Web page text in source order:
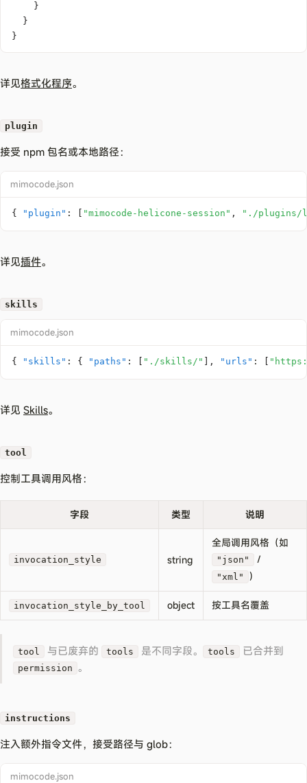
}
}
}
详见格式化程序。
plugin
接受 npm 包名或本地路径：
mimocode.json
{ "plugin" : "mimocode-helicone-session" , "./plugins/
详见插件。
skills
mimocode.json
{ "skills" : { "paths" : "./skills/" , "urls" :
详见 Skills。
tool
控制工具调用风格：
字段 类型 说明
invocation_style string
全局调用风格（如
"json" /
"xml" ）
invocation_style_by_tool object 按工具名覆盖
tool 与已废弃的 tools 是不同字段。 tools 已合并到
permission 。
instructions
注入额外指令文件，接受路径与 glob：
mimocode.json